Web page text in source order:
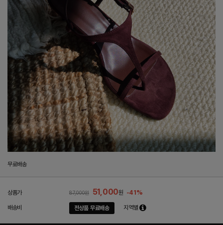
무료배송
상품가 87,000원 51,000원 -41%
배송비 전상품 무료배송 지역별